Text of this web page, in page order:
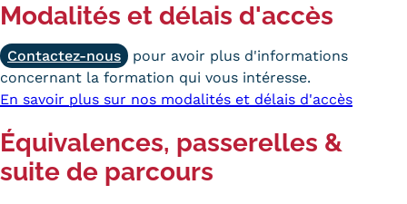
Modalités et délais d'accès
Contactez-nous
pour avoir plus d'informations
concernant la formation qui vous intéresse.
En savoir plus sur nos modalités et délais d'accès
Équivalences, passerelles &
suite de parcours